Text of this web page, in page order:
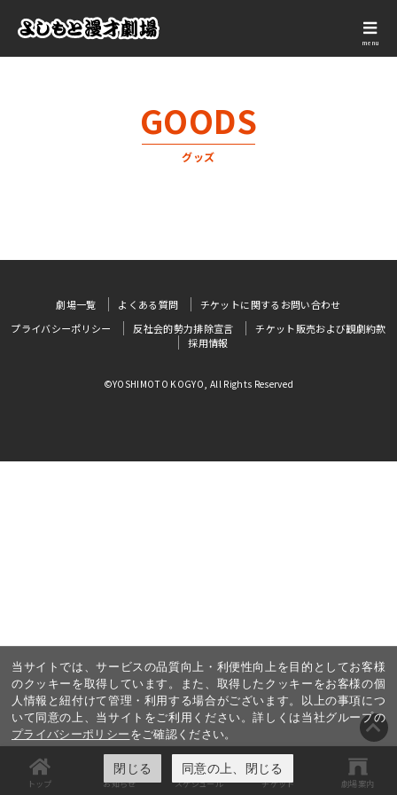
menu
GOODS
グッズ
トップ お知らせ スケジュール チケット 劇場案内
当サイトでは、サービスの品質向上・利便性向上を目的としてお客様
のクッキーを取得しています。また、取得したクッキーをお客様の個
人情報と紐付けて管理・利用する場合がございます。以上の事項につ
いて同意の上、当サイトをご利用ください。詳しくは当社グループの
プライバシーポリシーをご確認ください。
閉じる 同意の上、閉じる
劇場一覧 よくある質問
チケットに関するお問い合わせ
プライバシーポリシー
反社会的勢力排除宣言
チケット販売および観劇約款
採用情報
©YOSHIMOTO KOGYO, All Rights Reserved